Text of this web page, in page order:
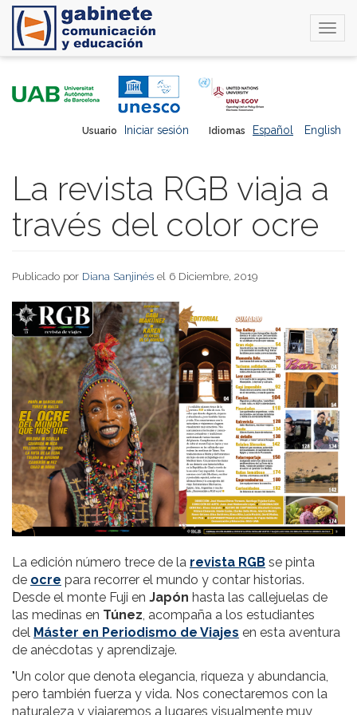
Idiomas Español English
Usuario Iniciar sesión
La revista RGB viaja a
través del color ocre
Publicado por Diana Sanjinés el 6 Diciembre, 2019
La edición número trece de la revista RGB se pinta
de ocre para recorrer el mundo y contar historias.
Desde el monte Fuji en Japón hasta las callejuelas de
las medinas en Túnez, acompaña a los estudiantes
del Máster en Periodismo de Viajes en esta aventura
de anécdotas y aprendizaje.
"Un color que denota elegancia, riqueza y abundancia,
pero también fuerza y vida. Nos conectaremos con la
naturaleza y viajaremos a lugares visualmente muy